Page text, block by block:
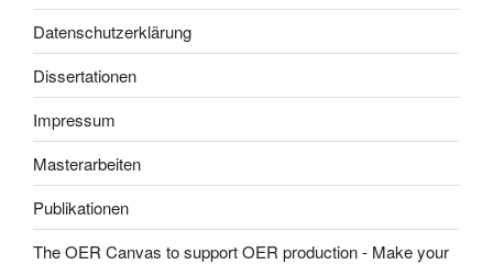
Datenschutzerklärung
Dissertationen
Impressum
Masterarbeiten
Publikationen
The OER Canvas to support OER production - Make your